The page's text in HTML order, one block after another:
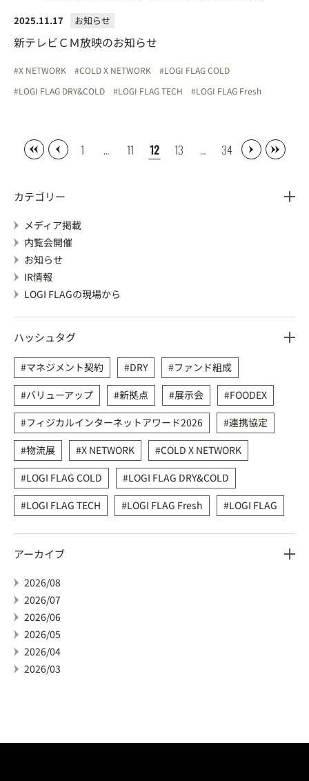
2025.11.17 お知らせ
新テレビＣＭ放映のお知らせ
X NETWORK COLD X NETWORK
LOGI FLAG COLD
LOGI FLAG DRY&COLD
LOGI FLAG TECH LOGI FLAG Fresh
1 … 11 12 13 … 34
カテゴリー
メディア掲載
内覧会開催
お知らせ
IR情報
LOGI FLAGの現場から
ハッシュタグ
マネジメント契約 DRY
ファンド組成
バリューアップ
新拠点 展示会
FOODEX
フィジカルインターネットアワード2026
連携協定
物流展
X NETWORK
COLD X NETWORK
LOGI FLAG COLD
LOGI FLAG DRY&COLD
LOGI FLAG TECH
LOGI FLAG Fresh LOGI FLAG
アーカイブ
2026/08
2026/07
2026/06
2026/05
2026/04
2026/03